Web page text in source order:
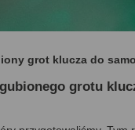
grot klucza do
grotu